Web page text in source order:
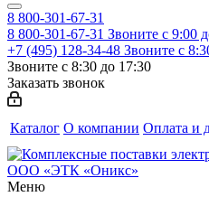
8 800-301-67-31
8 800-301-67-31 Звоните с 9:00
+7 (495) 128-34-48 Звоните с
Звоните с 8:30 до 17:30
Заказать звонок
Каталог О компании Оплата и
Меню